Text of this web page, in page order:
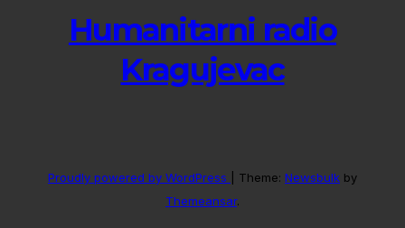
Humanitarni radio
Kragujevac
Proudly powered by WordPress Theme: Newsbulk by
Themeansar.